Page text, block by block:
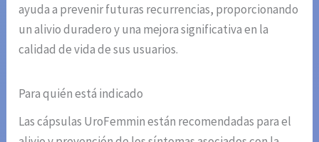
ayuda a prevenir futuras recurrencias, proporcionando
un alivio duradero y una mejora significativa en la
calidad de vida de sus usuarios.
Para quién está indicado
Las cápsulas UroFemmin están recomendadas para el